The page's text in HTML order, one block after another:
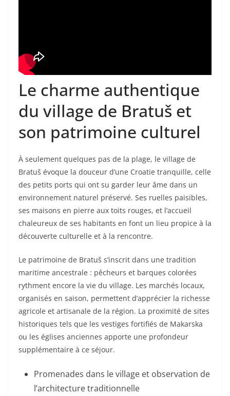
Le charme authentique
du village de Bratuš et
son patrimoine culturel
À seulement quelques pas de la plage, le village de
Bratuš évoque la douceur d’une Croatie tranquille, celle
des petits ports qui ont su garder leur âme dans un
environnement naturel préservé. Ses ruelles paisibles,
ses maisons en pierre aux toits rouges, et l’accueil
chaleureux de ses habitants en font un lieu propice à la
découverte culturelle et à la rencontre.
Le patrimoine de Bratuš s’inscrit dans une tradition
maritime ancestrale : pêcheurs et barques colorées
rythment encore la vie du village. Les marchés locaux,
organisés en saison, permettent d’apprécier la richesse
agricole et artisanale de la région. La proximité de sites
historiques tels que les vestiges fortifiés de Makarska
ou les églises anciennes apporte une profondeur
supplémentaire à ce séjour.
Promenades dans le village et observation de
l’architecture traditionnelle